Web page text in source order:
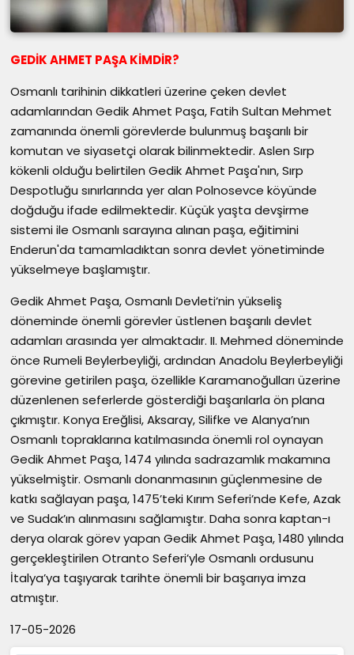
GEDİK AHMET PAŞA KİMDİR?
Osmanlı tarihinin dikkatleri üzerine çeken devlet
adamlarından Gedik Ahmet Paşa, Fatih Sultan Mehmet
zamanında önemli görevlerde bulunmuş başarılı bir
komutan ve siyasetçi olarak bilinmektedir. Aslen Sırp
kökenli olduğu belirtilen Gedik Ahmet Paşa'nın, Sırp
Despotluğu sınırlarında yer alan Polnosevce köyünde
doğduğu ifade edilmektedir. Küçük yaşta devşirme
sistemi ile Osmanlı sarayına alınan paşa, eğitimini
Enderun'da tamamladıktan sonra devlet yönetiminde
yükselmeye başlamıştır.
Gedik Ahmet Paşa, Osmanlı Devleti’nin yükseliş
döneminde önemli görevler üstlenen başarılı devlet
adamları arasında yer almaktadır. II. Mehmed döneminde
önce Rumeli Beylerbeyliği, ardından Anadolu Beylerbeyliği
görevine getirilen paşa, özellikle Karamanoğulları üzerine
düzenlenen seferlerde gösterdiği başarılarla ön plana
çıkmıştır. Konya Ereğlisi, Aksaray, Silifke ve Alanya’nın
Osmanlı topraklarına katılmasında önemli rol oynayan
Gedik Ahmet Paşa, 1474 yılında sadrazamlık makamına
yükselmiştir. Osmanlı donanmasının güçlenmesine de
katkı sağlayan paşa, 1475’teki Kırım Seferi’nde Kefe, Azak
ve Sudak’ın alınmasını sağlamıştır. Daha sonra kaptan-ı
derya olarak görev yapan Gedik Ahmet Paşa, 1480 yılında
gerçekleştirilen Otranto Seferi’yle Osmanlı ordusunu
İtalya’ya taşıyarak tarihte önemli bir başarıya imza
atmıştır.
17-05-2026